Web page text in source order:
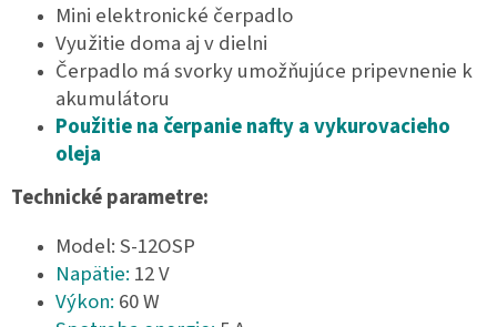
Mini elektronické čerpadlo
Využitie doma aj v dielni
Čerpadlo má svorky umožňujúce pripevnenie k
akumulátoru
Použitie na čerpanie nafty a vykurovacieho
oleja
Technické parametre:
Model: S-12OSP
Napätie: 12 V
Výkon: 60 W